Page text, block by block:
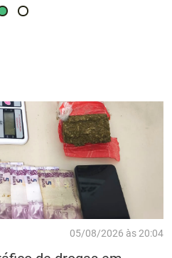
05/08/2026 às 20:04